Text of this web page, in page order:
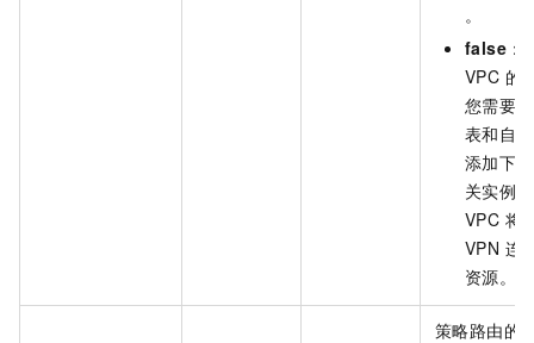
。
false
VPC 的
您需要
表和自
添加下
关实例
VPC 将
VPN 连
资源。
策略路由的